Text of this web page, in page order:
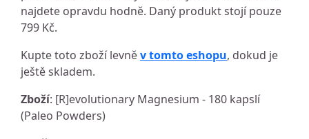
najdete opravdu hodně. Daný produkt stojí pouze
799 Kč.
Kupte toto zboží levněv tomto eshopu, dokud je
ještě skladem.
Zboží: [R]evolutionary Magnesium - 180 kapslí
(Paleo Powders)